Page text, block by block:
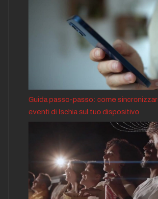
Guida passo-passo: come
eventi di Ischia sul tuo dispositivo